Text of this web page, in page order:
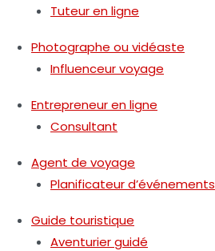
Tuteur en ligne
Photographe ou vidéaste
Influenceur voyage
Entrepreneur en ligne
Consultant
Agent de voyage
Planificateur d’événements
Guide touristique
Aventurier guidé